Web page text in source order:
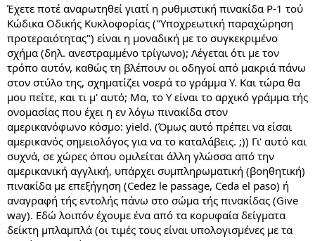
Έχετε ποτέ αναρωτηθεί γιατί η ρυθμιστική πινακίδα Ρ-1 τού
Κώδικα Οδικής Κυκλοφορίας ("Υποχρεωτική παραχώρηση
προτεραιότητας") είναι η μοναδική με το συγκεκριμένο
σχήμα (δηλ. ανεστραμμένο τρίγωνο); Λέγεται ότι με τον
τρόπο αυτόν, καθώς τη βλέπουν οι οδηγοί από μακριά πάνω
στον στύλο της, σχηματίζει νοερά το γράμμα Υ. Και τώρα θα
μου πείτε, και τι μ' αυτό; Μα, το Υ είναι το αρχικό γράμμα τής
ονομασίας που έχει η εν λόγω πινακίδα στον
αμερικανόφωνο κόσμο: yield. (Όμως αυτό πρέπει να είσαι
αμερικανός σημειολόγος για να το καταλάβεις. ;)) Γι' αυτό και
συχνά, σε χώρες όπου ομιλείται άλλη γλώσσα από την
αμερικανική αγγλική, υπάρχει συμπληρωματική (βοηθητική)
πινακίδα με επεξήγηση (Cedez le passage, Ceda el paso) ή
αναγραφή τής εντολής πάνω στο σώμα τής πινακίδας (Give
way). Εδώ λοιπόν έχουμε ένα από τα κορυφαία δείγματα
δείκτη μπλαμπλά (οι τιμές τους είναι υπολογισμένες με τα